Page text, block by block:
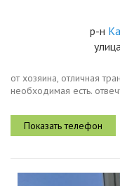
р-н
от хозяина, отличная
необходимая есть.